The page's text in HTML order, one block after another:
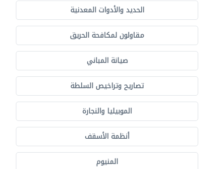
الحديد والأدوات المعدنية
مقاولون لمكافحة الحريق
صيانة المباني
تصاريح وتراخيص السلطة
الموبيليا والنجارة
أنظمة الأسقف
المنيوم